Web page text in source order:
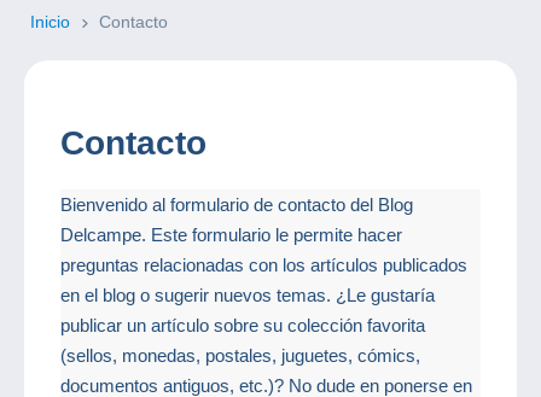
Inicio Contacto
Contacto
Bienvenido al formulario de contacto del Blog
Delcampe. Este formulario le permite hacer
preguntas relacionadas con los artículos publicados
en el blog o sugerir nuevos temas. ¿Le gustaría
publicar un artículo sobre su colección favorita
(sellos, monedas, postales, juguetes, cómics,
documentos antiguos, etc.)? No dude en ponerse en